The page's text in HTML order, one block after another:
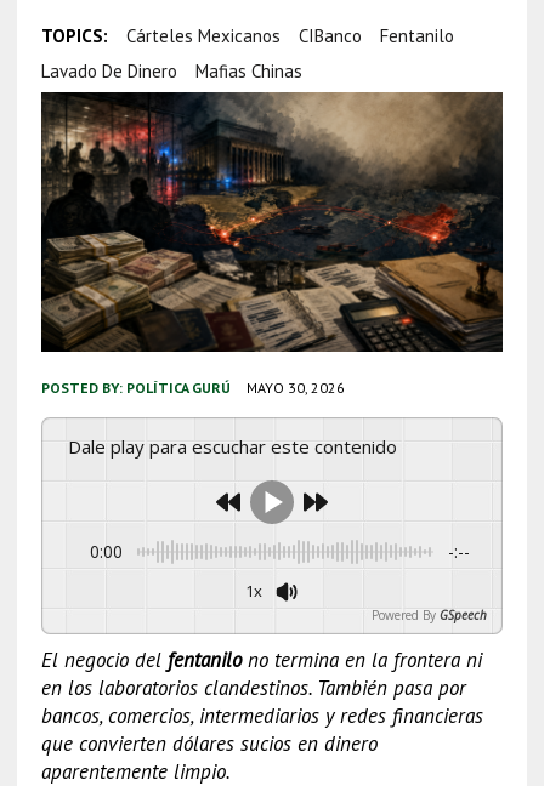
TOPICS: Cárteles Mexicanos CIBanco
Fentanilo
Lavado De Dinero
Mafias Chinas
POSTED BY: POLÍTICA GURÚ MAYO 30, 2026
Dale play para escuchar este contenido
0:00 -:--
1x
Powered By GSpeech
El negocio del fentanilono termina en la frontera ni
en los laboratorios clandestinos. También pasa por
bancos, comercios, intermediarios y redes financieras
que convierten dólares sucios en dinero
aparentemente limpio.